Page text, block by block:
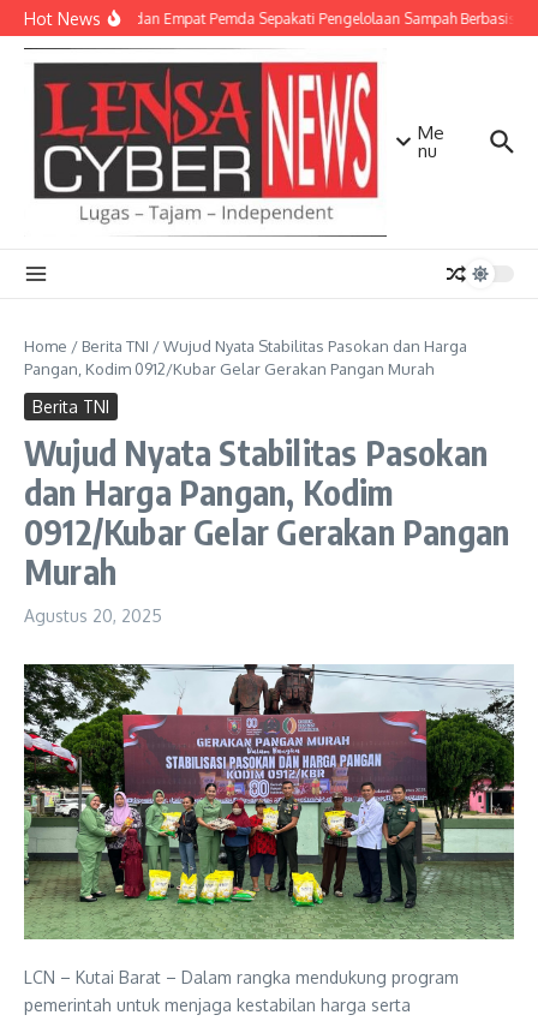
Lewati ke konten
Hot NewsTNI AD dan Empat Pemda Sepakati Pengelolaan Sampah Berbasis
Me
nu
Home / Berita TNI /Wujud Nyata Stabilitas Pasokan dan Harga
Pangan, Kodim 0912/Kubar Gelar Gerakan Pangan Murah
Berita TNI
Wujud Nyata Stabilitas Pasokan
dan Harga Pangan, Kodim
0912/Kubar Gelar Gerakan Pangan
Murah
Agustus 20, 2025
LCN – Kutai Barat – Dalam rangka mendukung program
pemerintah untuk menjaga kestabilan harga serta